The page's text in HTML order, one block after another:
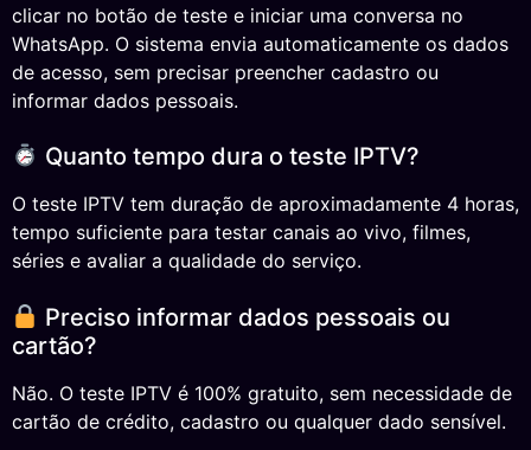
clicar no botão de teste e iniciar uma conversa no
WhatsApp. O sistema envia automaticamente os dados
de acesso, sem precisar preencher cadastro ou
informar dados pessoais.
Quanto tempo dura o teste IPTV?
O teste IPTV tem duração de aproximadamente 4 horas,
tempo suficiente para testar canais ao vivo, filmes,
séries e avaliar a qualidade do serviço.
Preciso informar dados pessoais ou
cartão?
Não. O teste IPTV é 100% gratuito, sem necessidade de
cartão de crédito, cadastro ou qualquer dado sensível.